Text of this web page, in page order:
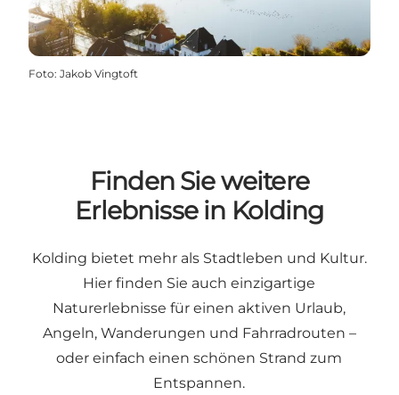
Foto: Jakob Vingtoft
Finden Sie weitere
Erlebnisse in Kolding
Kolding bietet mehr als Stadtleben und Kultur.
Hier finden Sie auch einzigartige
Naturerlebnisse für einen aktiven Urlaub,
Angeln, Wanderungen und Fahrradrouten –
oder einfach einen schönen Strand zum
Entspannen.